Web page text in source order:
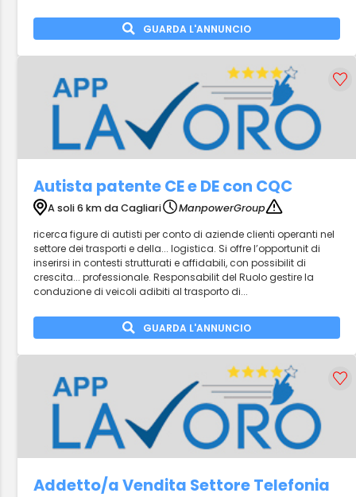
GUARDA L'ANNUNCIO
Autista patente CE e DE con CQC
A soli 6 km da Cagliari
ManpowerGroup
ricerca figure di autisti per conto di aziende clienti operanti nel
settore dei trasporti e della... logistica. Si offre l’opportunit di
inserirsi in contesti strutturati e affidabili, con possibilit di
crescita... professionale. Responsabilit del Ruolo gestire la
conduzione di veicoli adibiti al trasporto di...
GUARDA L'ANNUNCIO
Addetto/a Vendita Settore Telefonia